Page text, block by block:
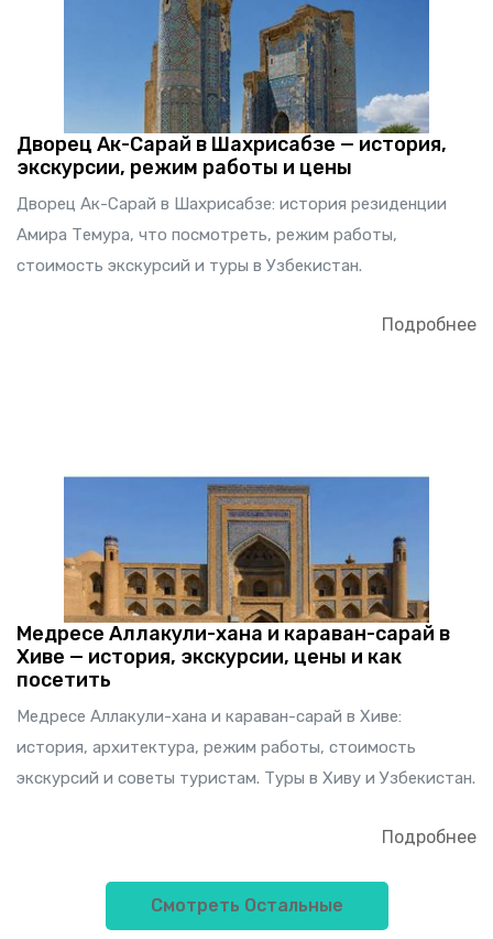
Дворец Ак-Сарай в Шахрисабзе — история,
экскурсии, режим работы и цены
Дворец Ак-Сарай в Шахрисабзе: история резиденции
Амира Темура, что посмотреть, режим работы,
стоимость экскурсий и туры в Узбекистан.
Подробнее
Медресе Аллакули-хана и караван-сарай в
Хиве — история, экскурсии, цены и как
посетить
Медресе Аллакули-хана и караван-сарай в Хиве:
история, архитектура, режим работы, стоимость
экскурсий и советы туристам. Туры в Хиву и Узбекистан.
Подробнее
Смотреть Остальные